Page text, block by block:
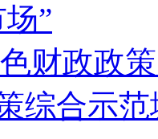
”
财政政
综合示